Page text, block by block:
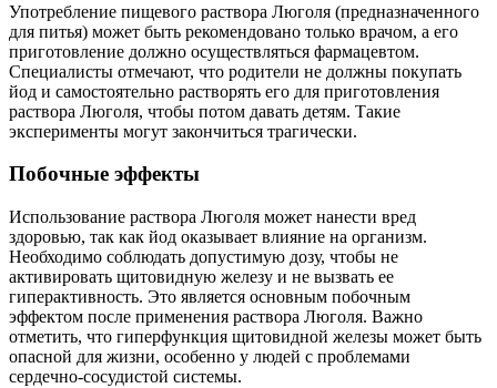
Употребление пищевого раствора Люголя (предназначенного
для питья) может быть рекомендовано только врачом, а его
приготовление должно осуществляться фармацевтом.
Специалисты отмечают, что родители не должны покупать
йод и самостоятельно растворять его для приготовления
раствора Люголя, чтобы потом давать детям. Такие
эксперименты могут закончиться трагически.
Побочные эффекты
Использование раствора Люголя может нанести вред
здоровью, так как йод оказывает влияние на организм.
Необходимо соблюдать допустимую дозу, чтобы не
активировать щитовидную железу и не вызвать ее
гиперактивность. Это является основным побочным
эффектом после применения раствора Люголя. Важно
отметить, что гиперфункция щитовидной железы может быть
опасной для жизни, особенно у людей с проблемами
сердечно-сосудистой системы.